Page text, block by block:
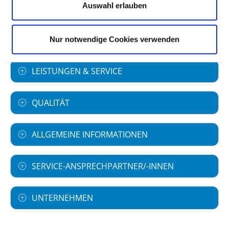
Auswahl erlauben
Nur notwendige Cookies verwenden
FACHABTEILUNGEN
LEISTUNGEN & SERVICE
QUALITÄT
ALLGEMEINE INFORMATIONEN
SERVICE-ANSPRECHPARTNER/-INNEN
UNTERNEHMEN